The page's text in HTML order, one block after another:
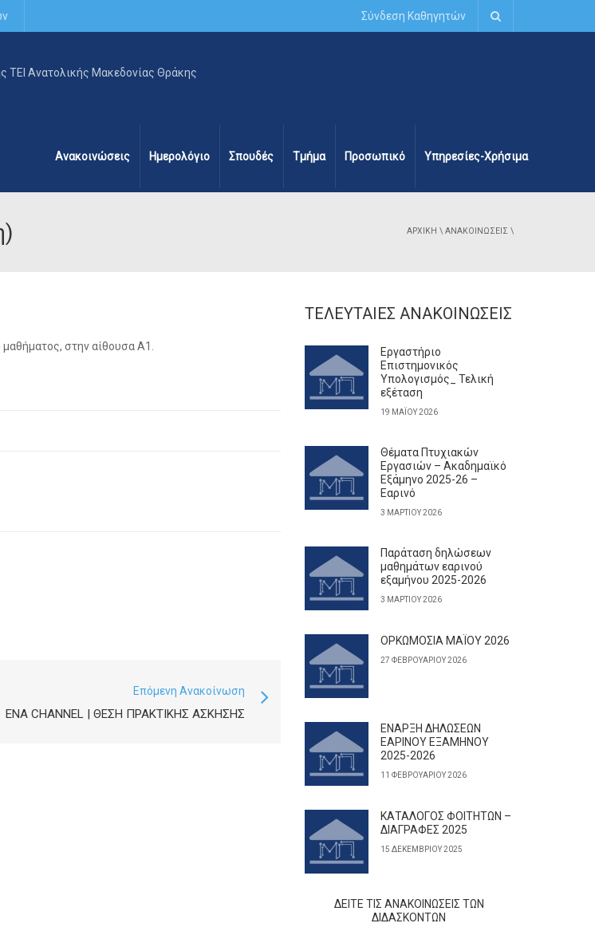
Σύνδεση Καθηγητών
Ανακοινώσεις Ημερολόγιο Σπουδές Τμήμα Προσωπικό Υπηρεσίες-Χρήσιμα
ΑΡΧΙΚΉ \ ΑΝΑΚΟΙΝΏΣΕΙΣ \
στην αίθουσα Α1.
Επόμενη Ανακοίνωση
ENA CHANNEL | ΘΕΣΗ ΠΡΑΚΤΙΚΗΣ ΑΣΚΗΣΗΣ
ΤΕΛΕΥΤΑΊΕΣ ΑΝΑΚΟΙΝΏΣΕΙΣ
Εργαστήριο
Επιστημονικός
Υπολογισμός_ Τελική
εξέταση
19 ΜΑΪ́ΟΥ 2026
Θέματα Πτυχιακών
Εργασιών – Ακαδημαϊκό
Εξάμηνο 2025-26 –
Εαρινό
3 ΜΑΡΤΊΟΥ 2026
Παράταση δηλώσεων
μαθημάτων εαρινού
εξαμήνου 2025-2026
3 ΜΑΡΤΊΟΥ 2026
ΟΡΚΩΜΟΣΙΑ ΜΑΪΟΥ 2026
27 ΦΕΒΡΟΥΑΡΊΟΥ 2026
ΕΝΑΡΞΗ ΔΗΛΩΣΕΩΝ
ΕΑΡΙΝΟΥ ΕΞΑΜΗΝΟΥ
2025-2026
11 ΦΕΒΡΟΥΑΡΊΟΥ 2026
ΚΑΤΑΛΟΓΟΣ ΦΟΙΤΗΤΩΝ –
ΔΙΑΓΡΑΦΕΣ 2025
15 ΔΕΚΕΜΒΡΊΟΥ 2025
ΔΕΊΤΕ ΤΙΣ ΑΝΑΚΟΙΝΏΣΕΙΣ ΤΩΝ
ΔΙΔΆΣΚΟΝΤΩΝ